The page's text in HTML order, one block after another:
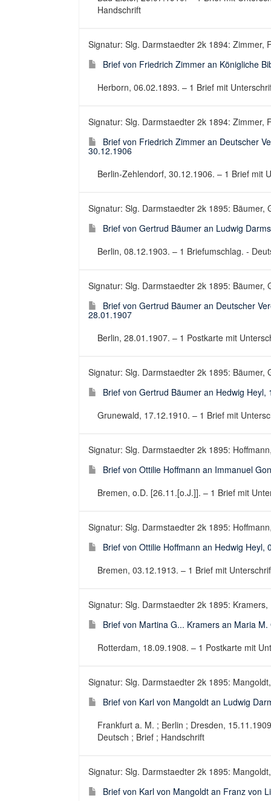
Handschrift
Signatur: Slg. Darmstaedter 2k 1894: Zimmer,
Brief von Friedrich Zimmer an Königliche
Herborn, 06.02.1893. – 1 Brief mit
Signatur: Slg. Darmstaedter 2k 1894: Zimmer,
Brief von Friedrich Zimmer an Deutscher
30.12.1906
Berlin-Zehlendorf, 30.12.1906. – 1 Brief mit
Signatur: Slg. Darmstaedter 2k 1895: Bäumer,
Brief von Gertrud Bäumer an Ludwig
Berlin, 08.12.1903. – 1 Briefumschlag. -
Signatur: Slg. Darmstaedter 2k 1895: Bäumer,
Brief von Gertrud Bäumer an Deutscher
28.01.1907
Berlin, 28.01.1907. – 1 Postkarte mit
Signatur: Slg. Darmstaedter 2k 1895: Bäumer,
Brief von Gertrud Bäumer an Hedwig Heyl,
Grunewald, 17.12.1910. – 1 Brief mit
Signatur: Slg. Darmstaedter 2k 1895:
Brief von Ottilie Hoffmann an Immanuel
Bremen, o.D. [26.11.[o.J.]]. – 1 Brief mit
Signatur: Slg. Darmstaedter 2k 1895:
Brief von Ottilie Hoffmann an Hedwig Heyl,
Bremen, 03.12.1913. – 1 Brief mit
Signatur: Slg. Darmstaedter 2k 1895:
Brief von Martina G... Kramers an Maria
Rotterdam, 18.09.1908. – 1 Postkarte mit
Signatur: Slg. Darmstaedter 2k 1895:
Brief von Karl von Mangoldt an Ludwig
Frankfurt a. M. ; Berlin ; Dresden,
Deutsch ; Brief ; Handschrift
Signatur: Slg. Darmstaedter 2k 1895:
Brief von Karl von Mangoldt an Franz von